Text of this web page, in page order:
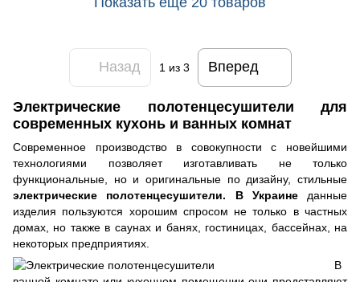
Назад 1 из 3 Вперед
Электрические полотенцесушители для
современных кухонь и ванных комнат
Современное производство в совокупности с новейшими
технологиями позволяет изготавливать не только
функциональные, но и оригинальные по дизайну, стильные
электрические полотенцесушители. В Украинеданные
изделия пользуются хорошим спросом не только в частных
домах, но также в саунах и банях, гостиницах, бассейнах, на
некоторых предприятиях.
В